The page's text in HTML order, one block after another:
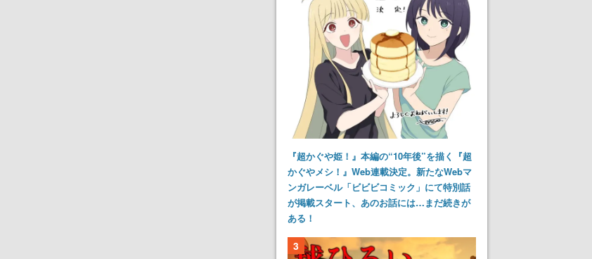
『超かぐや姫！』本編の“10年後”を描く『超
かぐやメシ！』Web連載決定。新たなWebマ
ンガレーベル「ビビビコミック」にて特別話
が掲載スタート、あのお話には…まだ続きが
ある！
3